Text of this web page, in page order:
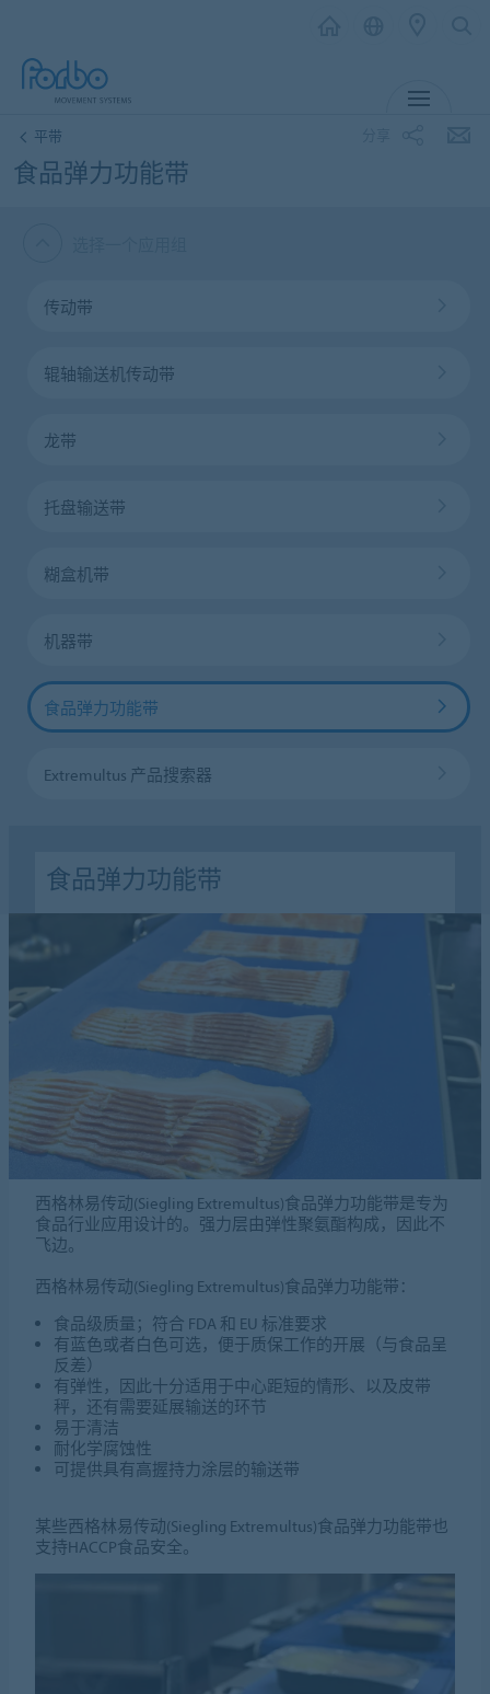
平带
食品弹力功能带
传动带
辊轴输送机传动带
龙带
托盘输送带
糊盒机带
机器带
食品弹力功能带
Extremultus 产品搜索器
食品弹力功能带
西格林易传动(Siegling Extremultus)食品弹力功能带是专为
食品行业应用设计的。强力层由弹性聚氨酯构成，因此不
飞边。
西格林易传动(Siegling Extremultus)食品弹力功能带：
食品级质量；符合 FDA 和 EU 标准要求
有蓝色或者白色可选，便于质保工作的开展（与食品呈
反差）
有弹性，因此十分适用于中心距短的情形、以及皮带
秤，还有需要延展输送的环节
易于清洁
耐化学腐蚀性
可提供具有高握持力涂层的输送带
某些西格林易传动(Siegling Extremultus)食品弹力功能带也
支持HACCP食品安全。